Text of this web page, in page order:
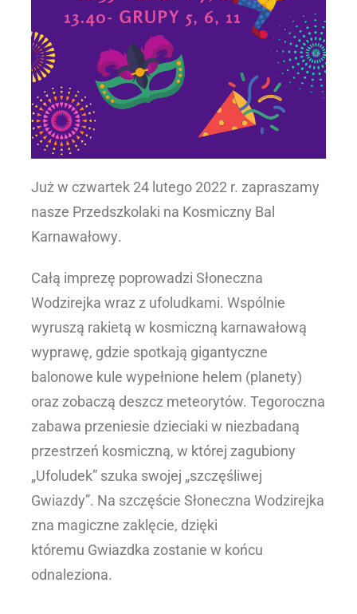
Już w czwartek 24 lutego 2022 r. zapraszamy
nasze Przedszkolaki na Kosmiczny Bal
Karnawałowy.
Całą imprezę poprowadzi Słoneczna
Wodzirejka wraz z ufoludkami. Wspólnie
wyruszą rakietą w kosmiczną karnawałową
wyprawę, gdzie spotkają gigantyczne
balonowe kule wypełnione helem (planety)
oraz zobaczą deszcz meteorytów. Tegoroczna
zabawa przeniesie dzieciaki w niezbadaną
przestrzeń kosmiczną, w której zagubiony
„Ufoludek” szuka swojej „szczęśliwej
Gwiazdy”. Na szczęście Słoneczna Wodzirejka
zna magiczne zaklęcie, dzięki
któremu Gwiazdka zostanie w końcu
odnaleziona.